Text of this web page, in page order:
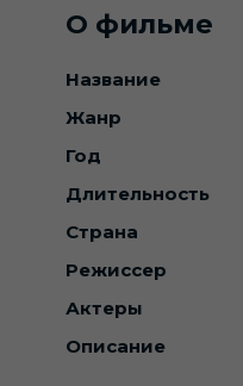
О фильме
Название
Жанр
Год
Длительность
Страна
Режиссер
Актеры
Описание